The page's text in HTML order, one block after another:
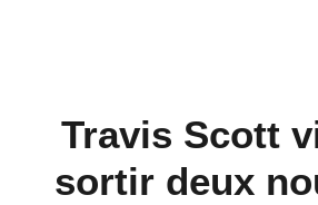
Travis Scott
sortir deux